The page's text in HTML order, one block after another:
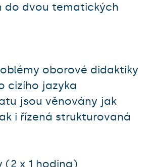
do dvou tematických
oborové didaktiky
cizího jazyka
jsou věnovány jak
i řízená strukturovaná
(2 x 1 hodina)